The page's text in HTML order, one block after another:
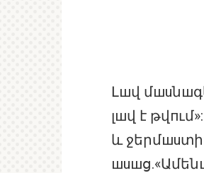
Լшվ
լшվ է
և